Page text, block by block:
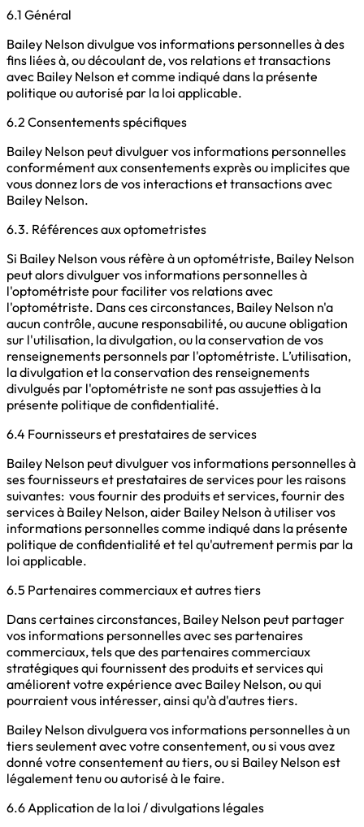
6.1 Général
Bailey Nelson divulgue vos informations personnelles à des
fins liées à, ou découlant de, vos relations et transactions
avec Bailey Nelson et comme indiqué dans la présente
politique ou autorisé par la loi applicable.
6.2 Consentements spécifiques
Bailey Nelson peut divulguer vos informations personnelles
conformément aux consentements exprès ou implicites que
vous donnez lors de vos interactions et transactions avec
Bailey Nelson.
6.3. Références aux optometristes
Si Bailey Nelson vous réfère à un optométriste, Bailey Nelson
peut alors divulguer vos informations personnelles à
l'optométriste pour faciliter vos relations avec
l'optométriste. Dans ces circonstances, Bailey Nelson n'a
aucun contrôle, aucune responsabilité, ou aucune obligation
sur l'utilisation, la divulgation, ou la conservation de vos
renseignements personnels par l'optométriste. L’utilisation,
la divulgation et la conservation des renseignements
divulgués par l'optométriste ne sont pas assujetties à la
présente politique de confidentialité.
6.4 Fournisseurs et prestataires de services
Bailey Nelson peut divulguer vos informations personnelles à
ses fournisseurs et prestataires de services pour les raisons
suivantes: vous fournir des produits et services, fournir des
services à Bailey Nelson, aider Bailey Nelson à utiliser vos
informations personnelles comme indiqué dans la présente
politique de confidentialité et tel qu'autrement permis par la
loi applicable.
6.5 Partenaires commerciaux et autres tiers
Dans certaines circonstances, Bailey Nelson peut partager
vos informations personnelles avec ses partenaires
commerciaux, tels que des partenaires commerciaux
stratégiques qui fournissent des produits et services qui
améliorent votre expérience avec Bailey Nelson, ou qui
pourraient vous intéresser, ainsi qu'à d'autres tiers.
Bailey Nelson divulguera vos informations personnelles à un
tiers seulement avec votre consentement, ou si vous avez
donné votre consentement au tiers, ou si Bailey Nelson est
légalement tenu ou autorisé à le faire.
6.6 Application de la loi / divulgations légales